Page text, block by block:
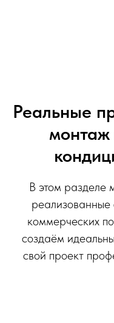
Реальные
монтаж
В этом разделе
коммерческих
создаём
свой проект